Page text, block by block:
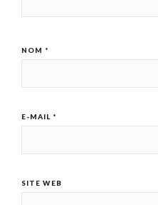
NOM *
E-MAIL *
SITE WEB